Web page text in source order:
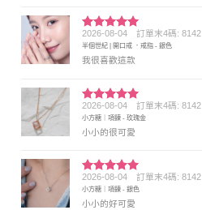
評分5 滿
分 5
2026-08-04 訂單末4碼: 8142
半個世紀 | 開口戒 ．戒指 - 銀色
我很喜歡這款
評分5滿
分 5
2026-08-04 訂單末4碼: 8142
小方糖｜項鍊 - 玫瑰金
小小的很可愛
評分5 滿
分 5
2026-08-04 訂單末4碼: 8142
小方糖｜項鍊 - 銀色
小小的好可愛